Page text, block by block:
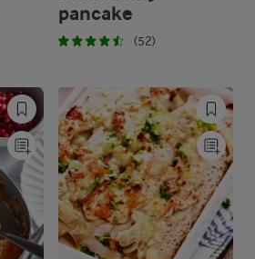
pancake
(52)